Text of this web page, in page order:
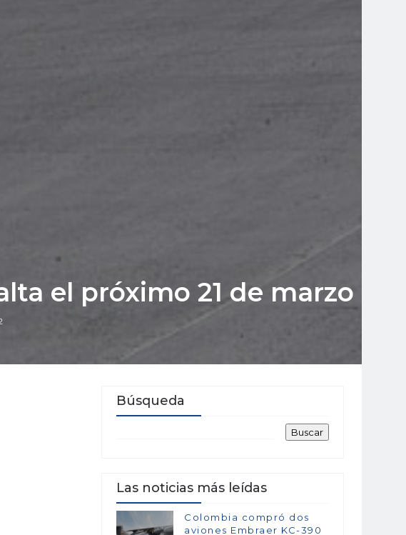
el próximo 21 de marzo
Búsqueda
Las noticias más leídas
Colombia compró dos
aviones Embraer KC-390